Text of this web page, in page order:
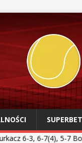
SUPERBET
Botic van de